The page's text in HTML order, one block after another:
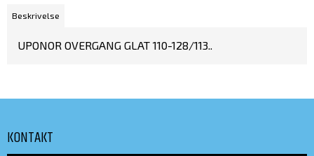
Beskrivelse
UPONOR OVERGANG GLAT 110-128/113..
KONTAKT